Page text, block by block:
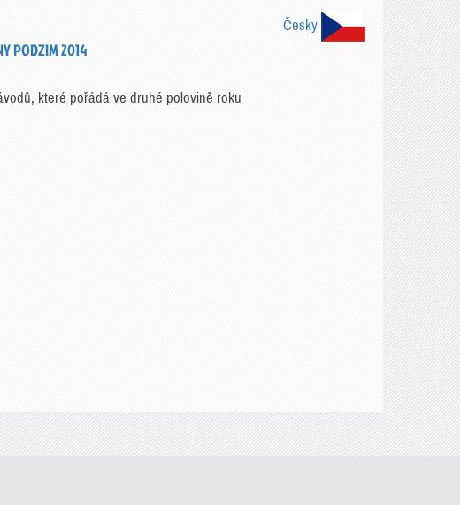
Česky
PODZIM 2014
které pořádá ve druhé polovině roku